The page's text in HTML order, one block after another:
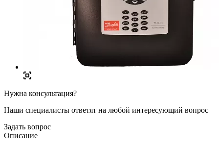
Нужна консультация?
Наши специалисты ответят на любой интересующий вопрос
Задать вопрос
Описание